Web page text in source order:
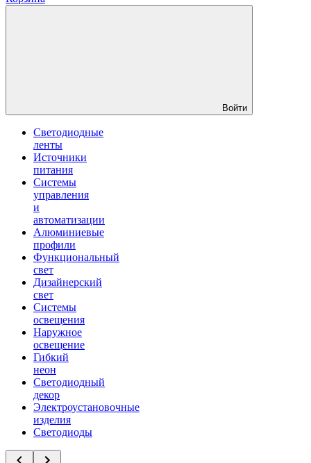
Войти
Светодиодные
ленты
Источники
питания
Системы
управления
и
автоматизации
Алюминиевые
профили
Функциональный
свет
Дизайнерский
свет
Системы
освещения
Наружное
освещение
Гибкий
неон
Светодиодный
декор
Электроустановочные
изделия
Светодиоды